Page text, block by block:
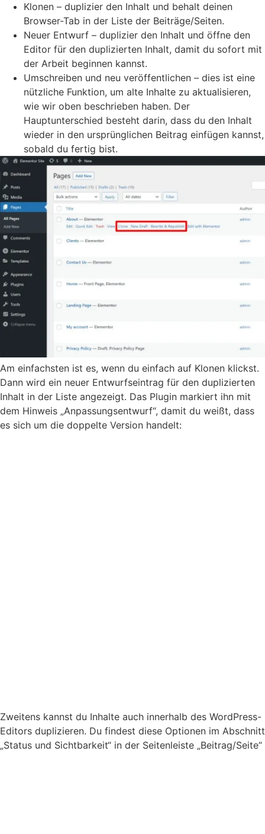
Klonen – duplizier den Inhalt und behalt deinen
Browser-Tab in der Liste der Beiträge/Seiten.
Neuer Entwurf – duplizier den Inhalt und öffne den
Editor für den duplizierten Inhalt, damit du sofort mit
der Arbeit beginnen kannst.
Umschreiben und neu veröffentlichen – dies ist eine
nützliche Funktion, um alte Inhalte zu aktualisieren,
wie wir oben beschrieben haben. Der
Hauptunterschied besteht darin, dass du den Inhalt
wieder in den ursprünglichen Beitrag einfügen kannst,
sobald du fertig bist.
Am einfachsten ist es, wenn du einfach auf Klonen klickst.
Dann wird ein neuer Entwurfseintrag für den duplizierten
Inhalt in der Liste angezeigt. Das Plugin markiert ihn mit
dem Hinweis „Anpassungsentwurf“, damit du weißt, dass
es sich um die doppelte Version handelt:
Zweitens kannst du Inhalte auch innerhalb des WordPress-
Editors duplizieren. Du findest diese Optionen im Abschnitt
„Status und Sichtbarkeit“ in der Seitenleiste „Beitrag/Seite“